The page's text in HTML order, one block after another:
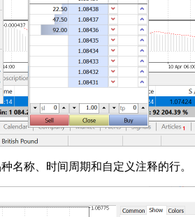
名称、时间周期和自定义注释的行。